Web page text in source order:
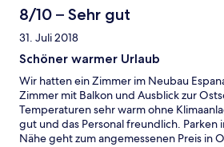
8/10 – Sehr gut
31. Juli 2018
Schöner warmer Urlaub
Wir hatten ein Zimmer im Neubau
Zimmer mit Balkon und Ausblick zur
Temperaturen sehr warm ohne
gut und das Personal freundlich. Parken
Nähe geht zum angemessenen Preis in